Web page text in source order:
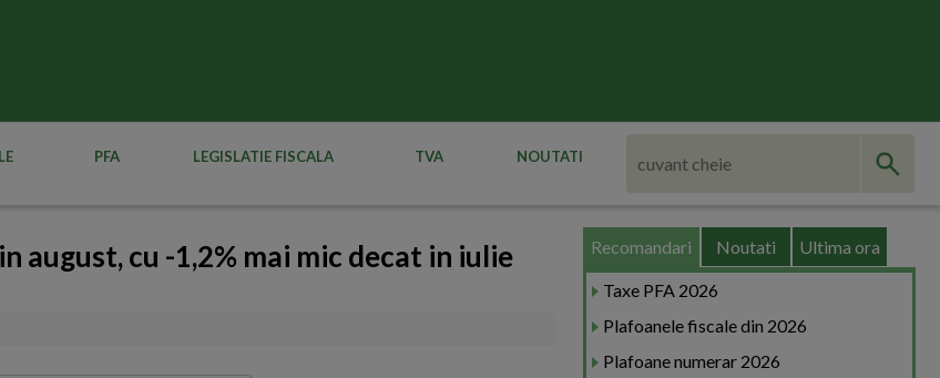
PFA LEGISLATIE FISCALA TVA NOUTATI
august, cu -1,2% mai mic decat in iulie
Recomandari Noutati Ultima ora
Taxe PFA 2026
Plafoanele fiscale din 2026
Plafoane numerar 2026